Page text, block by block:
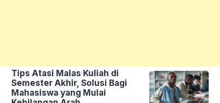
Tips Atasi Malas Kuliah di
Semester Akhir, Solusi Bagi
Mahasiswa yang Mulai